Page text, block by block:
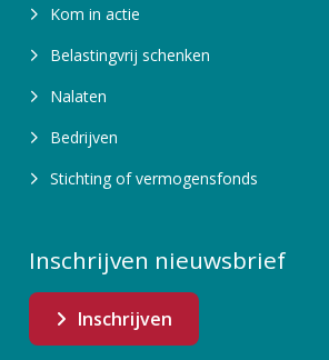
Kom in actie
Belastingvrij schenken
Nalaten
Bedrijven
Stichting of vermogensfonds
Inschrijven nieuwsbrief
Inschrijven